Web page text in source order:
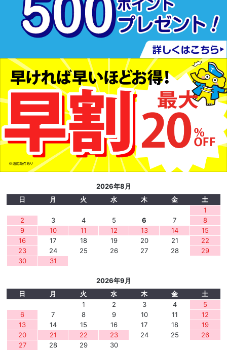
2026年8月
日
月 火 水 木 金
土
1
2
3 4 5 6 7
8
9
10 11 12 13 14
15
16
17 18 19 20 21
22
23
24 25 26 27 28
29
30
31
2026年9月
日
月 火 水 木 金
土
1
2 3 4
5
6
7 8 9 10 11
12
13
14 15 16 17 18
19
20
21 22 23 24 25
26
27
28 29 30